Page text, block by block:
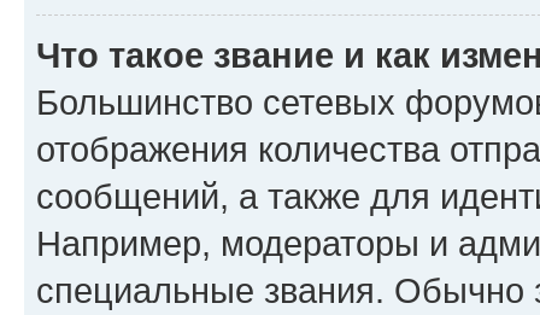
Что такое звание и как
Большинство сетевых
отображения количества
сообщений, а также для
Например, модераторы и
специальные звания. Обычно